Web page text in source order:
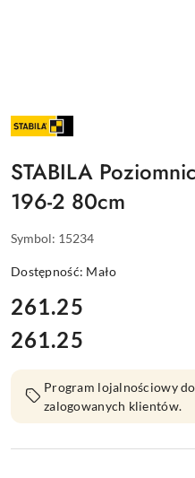
NAZWA
PRODUCENTA:
STABILA
196-2 80cm
Symbol: 15234
Dostępność: Mało
cena:
261.25
Cena:
261.25
Program lojalnościowy
zalogowanych klientów.